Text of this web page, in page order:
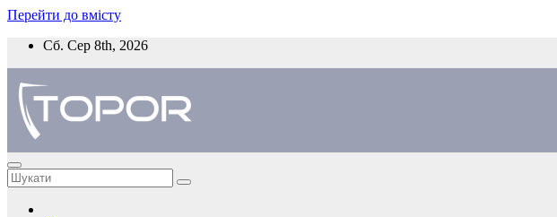
Перейти до вмісту
Сб. Сер 8th, 2026